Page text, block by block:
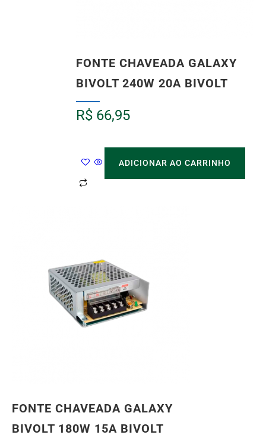
FONTE CHAVEADA GALAXY
BIVOLT 240W 20A BIVOLT
R$ 66,95
ADICIONAR AO CARRINHO
FONTE CHAVEADA GALAXY
BIVOLT 180W 15A BIVOLT